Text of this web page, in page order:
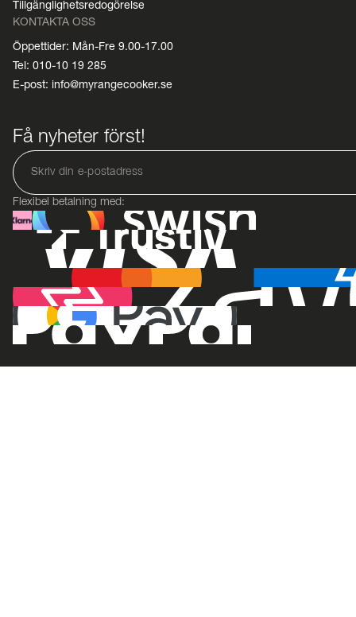
Tillgänglighetsredogörelse
KONTAKTA OSS
Öppettider: Mån-Fre 9.00-17.00
Tel: 010-10 19 285
E-post: info@myrangecooker.se
Få nyheter först!
Flexibel betalning med: